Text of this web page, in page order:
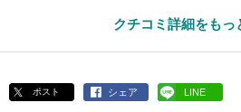
クチコミ詳細をもっ
ポスト シェア LINE